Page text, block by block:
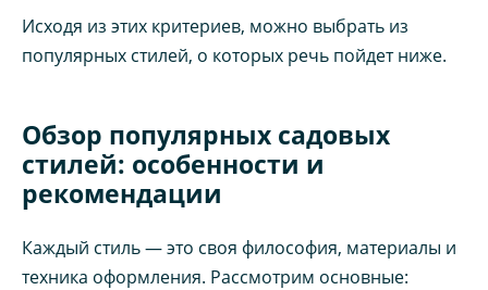
Исходя из этих критериев, можно выбрать из
популярных стилей, о которых речь пойдет ниже.
Обзор популярных садовых
стилей: особенности и
рекомендации
Каждый стиль — это своя философия, материалы и
техника оформления. Рассмотрим основные: